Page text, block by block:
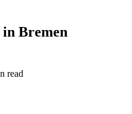
Bremen
read